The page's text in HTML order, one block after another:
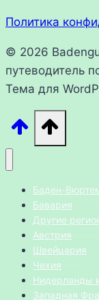
Политика
© 2026
путеводитель
Тема для
Баден-
Бавария
Другие
Австрия
Швейцария
Чехия
Нидерланды
Западная